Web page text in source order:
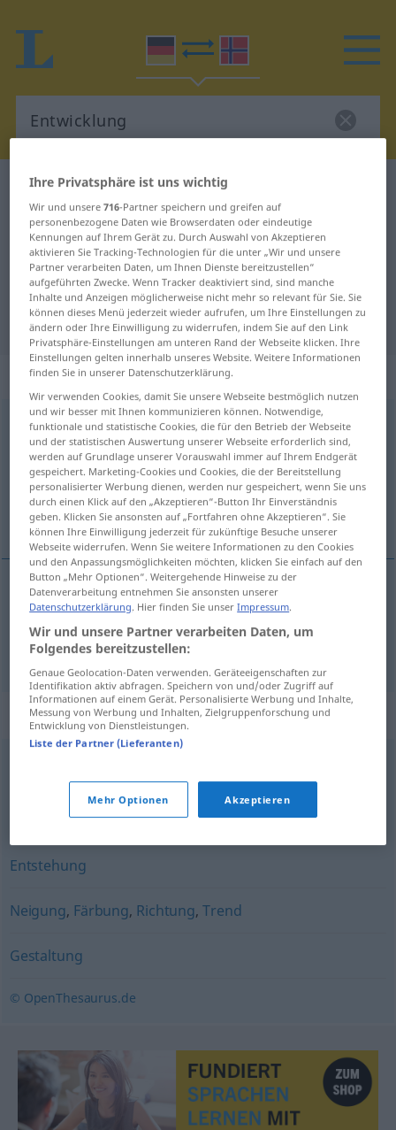
Deutsch-Norwegisch Wörterbuch
Deutsch-Norwegisch Übersetzung
für "Entwicklung"
"Entwicklung" Norwegisch
Übersetzung
„Entwicklung“: Femininum
Entwicklungf
Übersicht aller Übersetzungen
(Für mehr Details die Übersetzung anklicken/antippen)
utvikling, fremkalling
utviklingm/f Entwicklung
fremkallingm/f Entwicklung
Synonyme für "Entwicklung"
,Erfindung
Entstehung
Neigung, Färbung, Richtung,Trend
Gestaltung
© OpenThesaurus.de
Ihre Privatsphäre ist uns wichtig
Wir und unsere716-Partner speichern und greifen auf
personenbezogene Daten wie Browserdaten oder eindeutige
Kennungen auf Ihrem Gerät zu. Durch Auswahl von Akzeptieren
aktivieren Sie Tracking-Technologien für die unter „Wir und unsere
Partner verarbeiten Daten, um Ihnen Dienste bereitzustellen“
aufgeführten Zwecke. Wenn Tracker deaktiviert sind, sind manche
Inhalte und Anzeigen möglicherweise nicht mehr so relevant für Sie. Sie
können dieses Menü jederzeit wieder aufrufen, um Ihre Einstellungen zu
ändern oder Ihre Einwilligung zu widerrufen, indem Sie auf den Link
Privatsphäre-Einstellungen am unteren Rand der Webseite klicken. Ihre
Einstellungen gelten innerhalb unseres Website. Weitere Informationen
finden Sie in unserer Datenschutzerklärung.
Wir verwenden Cookies, damit Sie unsere Webseite bestmöglich nutzen
und wir besser mit Ihnen kommunizieren können. Notwendige,
funktionale und statistische Cookies, die für den Betrieb der Webseite
und der statistischen Auswertung unserer Webseite erforderlich sind,
werden auf Grundlage unserer Vorauswahl immer auf Ihrem Endgerät
gespeichert. Marketing-Cookies und Cookies, die der Bereitstellung
personalisierter Werbung dienen, werden nur gespeichert, wenn Sie uns
durch einen Klick auf den „Akzeptieren“-Button Ihr Einverständnis
geben. Klicken Sie ansonsten auf „Fortfahren ohne Akzeptieren“. Sie
können Ihre Einwilligung jederzeit für zukünftige Besuche unserer
Webseite widerrufen. Wenn Sie weitere Informationen zu den Cookies
und den Anpassungsmöglichkeiten möchten, klicken Sie einfach auf den
Button „Mehr Optionen“. Weitergehende Hinweise zu der
Datenverarbeitung entnehmen Sie ansonsten unserer
Datenschutzerklärung. Hier finden Sie unserImpressum.
Wir und unsere Partner verarbeiten Daten, um
Folgendes bereitzustellen:
Genaue Geolocation-Daten verwenden. Geräteeigenschaften zur
Identifikation aktiv abfragen. Speichern von und/oder Zugriff auf
Informationen auf einem Gerät. Personalisierte Werbung und Inhalte,
Messung von Werbung und Inhalten, Zielgruppenforschung und
Entwicklung von Dienstleistungen.
Liste der Partner (Lieferanten)
Mehr Optionen Akzeptieren